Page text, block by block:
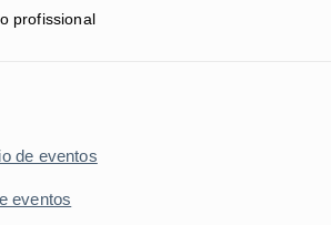
profissional
de eventos
eventos